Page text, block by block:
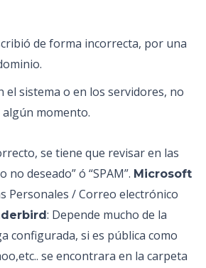
de forma incorrecta, por una
el sistema o en los servidores, no
momento.
se tiene que revisar en las
no deseado” ó “SPAM”. Microsoft
Personales / Correo electrónico
: Depende mucho de la
configurada, si es pública como
se encontrara en la carpeta